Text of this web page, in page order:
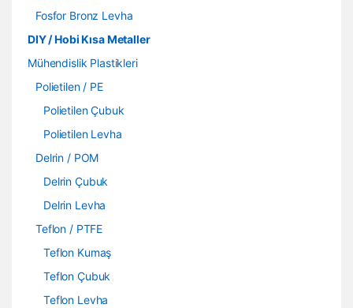
Fosfor Bronz Levha
DIY / Hobi Kısa Metaller
Mühendislik Plastikleri
Polietilen / PE
Polietilen Çubuk
Polietilen Levha
Delrin / POM
Delrin Çubuk
Delrin Levha
Teflon / PTFE
Teflon Kumaş
Teflon Çubuk
Teflon Levha